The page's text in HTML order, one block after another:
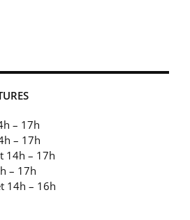
– 17h
– 17h
14h – 17h
– 17h
14h – 16h